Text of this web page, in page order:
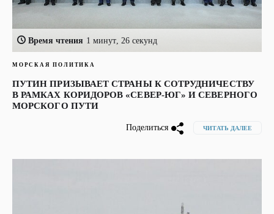
Время чтения 1 минут, 26 секунд
МОРСКАЯ ПОЛИТИКА
ПУТИН ПРИЗЫВАЕТ СТРАНЫ К СОТРУДНИЧЕСТВУ
В РАМКАХ КОРИДОРОВ «СЕВЕР-ЮГ» И СЕВЕРНОГО
МОРСКОГО ПУТИ
Поделиться ЧИТАТЬ ДАЛЕЕ